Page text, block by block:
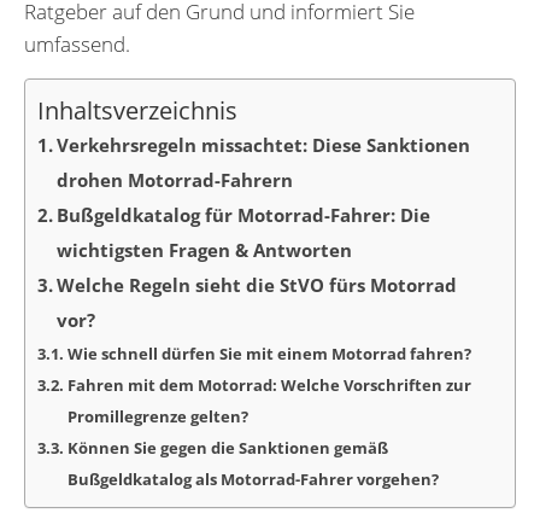
Ratgeber auf den Grund und informiert Sie
umfassend.
Inhaltsverzeichnis
Verkehrsregeln missachtet: Diese Sanktionen
drohen Motorrad-Fahrern
Bußgeldkatalog für Motorrad-Fahrer: Die
wichtigsten Fragen & Antworten
Welche Regeln sieht die StVO fürs Motorrad
vor?
Wie schnell dürfen Sie mit einem Motorrad fahren?
Fahren mit dem Motorrad: Welche Vorschriften zur
Promillegrenze gelten?
Können Sie gegen die Sanktionen gemäß
Bußgeldkatalog als Motorrad-Fahrer vorgehen?